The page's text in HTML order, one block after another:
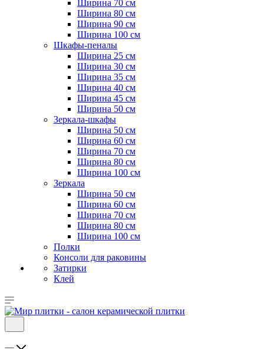
Ширина 70 см
Ширина 80 см
Ширина 90 см
Ширина 100 см
Шкафы-пеналы
Ширина 25 см
Ширина 30 см
Ширина 35 см
Ширина 40 см
Ширина 45 см
Ширина 50 см
Зеркала-шкафы
Ширина 50 см
Ширина 60 см
Ширина 70 см
Ширина 80 см
Ширина 100 см
Зеркала
Ширина 50 см
Ширина 60 см
Ширина 70 см
Ширина 80 см
Ширина 100 см
Полки
Консоли для раковины
Затирки
Клей